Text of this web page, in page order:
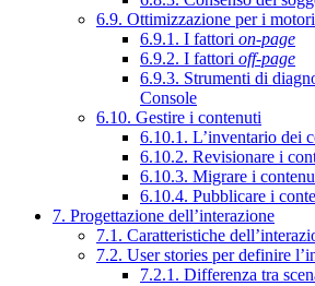
6.9. Ottimizzazione per i
6.9.1. I fattori on-page
6.9.2. I fattori off-page
6.9.3. Strumenti di
Console
6.10. Gestire i contenuti
6.10.1. L’inventario dei
6.10.2. Revisionare i
6.10.3. Migrare i
6.10.4. Pubblicare i
7. Progettazione dell’interazione
7.1. Caratteristiche
7.2. User stories per definire
7.2.1. Differenza tra